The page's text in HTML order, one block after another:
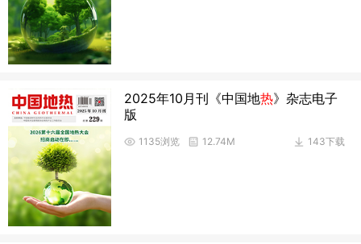
2025年10月刊《中国地热》杂志电子
版
143下载
1135浏览 12.74M